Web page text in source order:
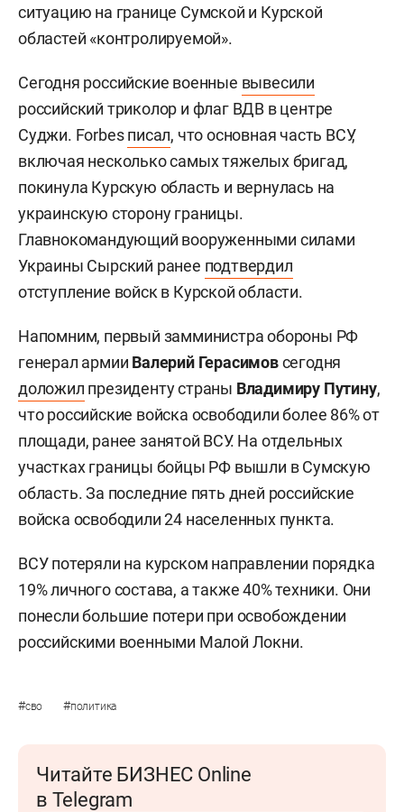
ситуацию на границе Сумской и Курской
областей «контролируемой».
Сегодня российские военные вывесили
российский триколор и флаг ВДВ в центре
Суджи. Forbesписал, что основная часть ВСУ,
включая несколько самых тяжелых бригад,
покинула Курскую область и вернулась на
украинскую сторону границы.
Главнокомандующий вооруженными силами
Украины Сырский ранее подтвердил
отступление войск в Курской области.
Напомним, первый замминистра обороны РФ
генерал армии Валерий Герасимовсегодня
доложил президенту страны Владимиру Путину,
что российские войска освободили более 86% от
площади, ранее занятой ВСУ. На отдельных
участках границы бойцы РФ вышли в Сумскую
область. За последние пять дней российские
войска освободили 24 населенных пункта.
ВСУ потеряли на курском направлении порядка
19% личного состава, а также 40% техники. Они
понесли большие потери при освобождении
российскими военными Малой Локни.
#сво #политика
Читайте БИЗНЕС Online
в Telegram